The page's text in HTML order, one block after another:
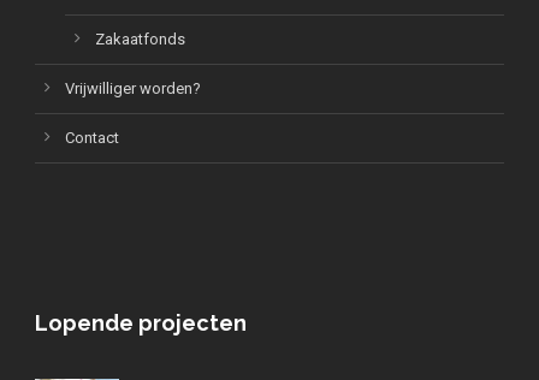
Zakaatfonds
Vrijwilliger worden?
Contact
Lopende projecten